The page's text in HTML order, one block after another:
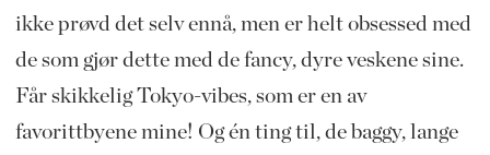
ikke prøvd det selv ennå, men er helt obsessed med
de som gjør dette med de fancy, dyre veskene sine.
Får skikkelig Tokyo-vibes, som er en av
favorittbyene mine! Og én ting til, de baggy, lange